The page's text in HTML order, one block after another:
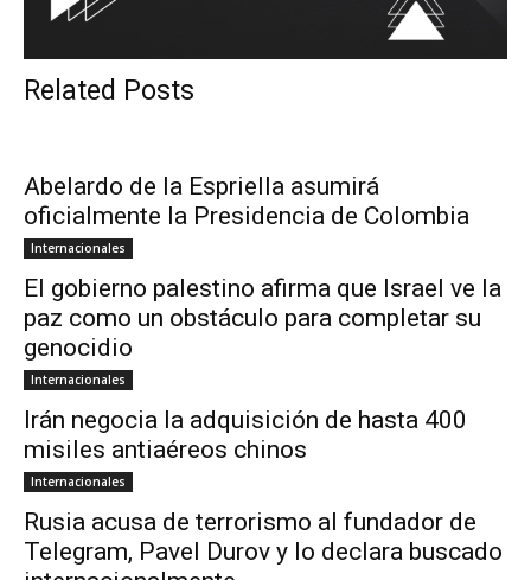
Related Posts
Abelardo de la Espriella asumirá
oficialmente la Presidencia de Colombia
Internacionales
El gobierno palestino afirma que Israel ve la
paz como un obstáculo para completar su
genocidio
Internacionales
Irán negocia la adquisición de hasta 400
misiles antiaéreos chinos
Internacionales
Rusia acusa de terrorismo al fundador de
Telegram, Pavel Durov y lo declara buscado